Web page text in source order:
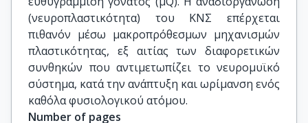
(νευροπλαστικότητα) του ΚΝΣ επέρχεται
πιθανόν μέσω μακροπρόθεσμων μηχανισμών
πλαστικότητας, εξ αιτίας των διαφορετικών
συνθηκών που αντιμετωπίζει το νευρομυϊκό
σύστημα, κατά την ανάπτυξη και ωρίμανση ενός
καθόλα φυσιολογικού ατόμου.
Number of pages